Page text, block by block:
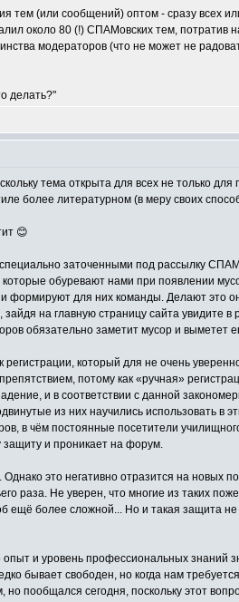
тем (или сообщений) оптом - сразу всех
около 80 (!) СПАМовских тем, потратив
модераторов (что не может не
делать?"
тема открыта для всех не только для
более литературном (в меру своих
😊
заточенными под рассылку
обуревают нами при появлении
для них команды. Делают это
зайдя на главную страницу сайта увидите
обязательно заметит мусор и выметет
который для не очень
потому как «ручная»
и в соответствии с данной
из них научились использовать в
в чём постоянные посетители
и проникает на форум.
это негативно отразится на новых
раза. Не уверен, что многие из таких
ещё более сложной... Но и такая защита не
опыт и уровень профессиональных знаний
бывает свободен, но когда нам
пообщался сегодня, поскольку этот